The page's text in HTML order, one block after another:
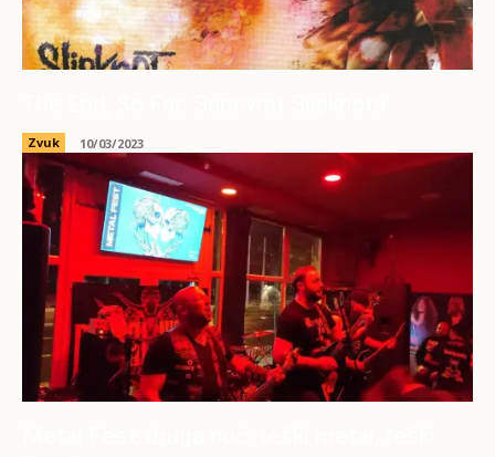
Zvuk 10/03/2023